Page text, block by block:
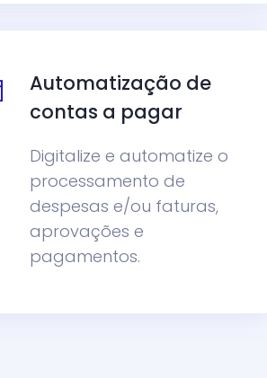
Automatização de
contas a pagar
Digitalize e automatize o
processamento de
despesas e/ou faturas,
aprovações e
pagamentos.